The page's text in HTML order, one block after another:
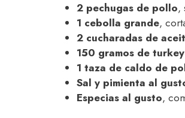
2 pechugas de pollo,
1 cebolla grande,
2 cucharadas de
150 gramos de
1 taza de caldo de
Sal y pimienta al
Especias al gusto,